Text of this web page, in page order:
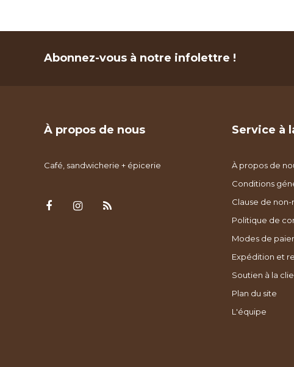
Abonnez-vous à notre infolettre !
À propos de nous
Café, sandwicherie + épicerie
Service à
À propos de
Conditions
Clause de
Politique de
Modes de
Expédition et
Soutien à la
Plan du site
L'équipe